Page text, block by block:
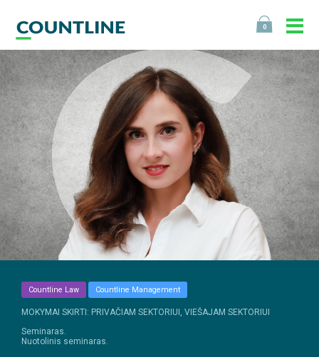
0
Countline Law Countline Management
MOKYMAI SKIRTI: PRIVAČIAM SEKTORIUI, VIEŠAJAM SEKTORIUI
Seminaras.
Nuotolinis seminaras.